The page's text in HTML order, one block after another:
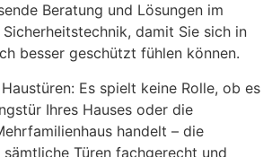
Beratung und Lösungen im
damit Sie sich in
besser geschützt fühlen können.
Es spielt keine Rolle, ob es
Ihres Hauses oder die
handelt – die
Türen fachgerecht und